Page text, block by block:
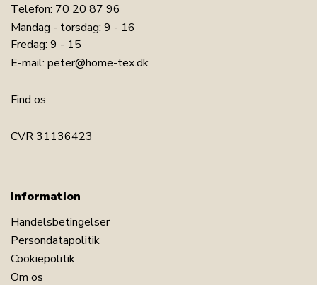
Telefon: 70 20 87 96
Mandag - torsdag: 9 - 16
Fredag: 9 - 15
E-mail: peter@home-tex.dk
Find os
CVR 31136423
Information
Handelsbetingelser
Persondatapolitik
Cookiepolitik
Om os